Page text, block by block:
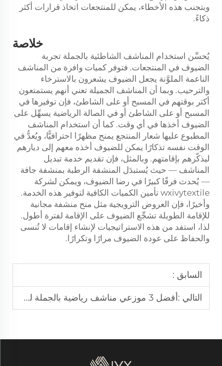
وبتجنب هذه الأخطاء، يمكن للمنتجعات اتخاذ قرارات أكثر
ذكاءً.
خلاصة
يُحسِّن استخدام المناشف الشاطئية بالجملة تجربة
الضيوف في المنتجعات. فتوفر كميات وافرة من المناشف
الناعمة الملوَّنة يجعل الضيوف يشعرون بالاسترخاء
والترحيب. وبما أن المناشف الجميلة تعني أنهم يستمتعون
أكثر بوقتهم في المسبح أو على الشاطئ، فإن توفيرها في
المسبح أو على الشاطئ أو في الصالة الرياضية يسهِّل على
الضيوف أخذها في أي وقت. كما أن استخدام المناشف
المطبوع عليها شعار المنتجع يمنح مظهرًا احترافيًّا، ويُعدُّ في
الوقت نفسه تذكارًا يمكن للضيوف أخذه معهم إلى ديارهم
ليذكّرهم بإقامتهم. وبالمثل، فإن تقديم خدمة تبديل
المناشف — حيث يُستبدَل المنشفة الرطبة بمنشفة جافة
— يُحدث فرقًا كبيرًا في رضا الضيوف، ويمكن لشركة
wxivytextile تأمين الكميات الكافية لتوفير هذه الخدمة.
وأخيرًا، فإن العروض الترويجية مثل منح منشفة مجانية
للإقامة الطويلة تشجِّع الضيوف على الإقامة لفترة أطول.
لذا، استفد من هذه الاستراتيجيات لإنشاء إقامات لا تُنسى
والحفاظ على عودة الضيوف مرارًا وتكرارًا.
السابق :
التالي :أفضل 3 موزعي مناشف رياضية بالجملة لمراكز اللياقة البدنية في الولايات المتحدة واليابان